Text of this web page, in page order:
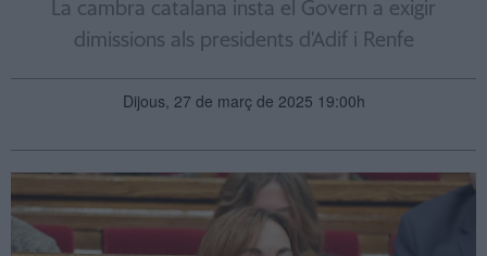
La cambra catalana insta el Govern a exigir
dimissions als presidents d'Adif i Renfe
Dijous, 27 de març de 2025 19:00h